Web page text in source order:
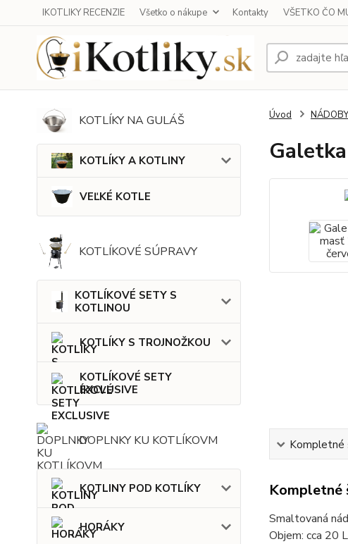
IKOTLIKY RECENZIE Všetko o nákupe Kontakty VŠETKO ČO
KOTLÍKY NA GULÁŠ
KOTLÍKY A KOTLINY
VEĽKÉ KOTLE
KOTLÍKOVÉ SÚPRAVY
KOTLÍKOVÉ SETY S
KOTLINOU
KOTLÍKY S TROJNOŽKOU
KOTLÍKOVÉ SETY
EXCLUSIVE
DOPLNKY KU KOTLÍKOVM
KOTLINY POD KOTLÍKY
HORÁKY
Úvod
Kompletné
Kompletné
Smaltovaná
Objem: cca 20 L